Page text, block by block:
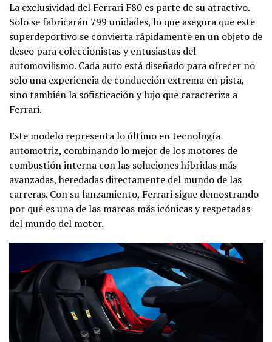
La exclusividad del Ferrari F80 es parte de su atractivo.
Solo se fabricarán 799 unidades, lo que asegura que este
superdeportivo se convierta rápidamente en un objeto de
deseo para coleccionistas y entusiastas del
automovilismo. Cada auto está diseñado para ofrecer no
solo una experiencia de conducción extrema en pista,
sino también la sofisticación y lujo que caracteriza a
Ferrari.
Este modelo representa lo último en tecnología
automotriz, combinando lo mejor de los motores de
combustión interna con las soluciones híbridas más
avanzadas, heredadas directamente del mundo de las
carreras. Con su lanzamiento, Ferrari sigue demostrando
por qué es una de las marcas más icónicas y respetadas
del mundo del motor.